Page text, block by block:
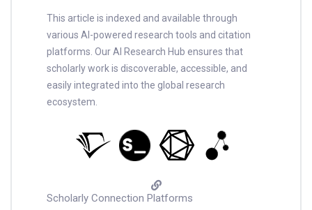
This article is indexed and available through
various AI-powered research tools and citation
platforms. Our AI Research Hub ensures that
scholarly work is discoverable, accessible, and
easily integrated into the global research
ecosystem.
Scholarly Connection Platforms